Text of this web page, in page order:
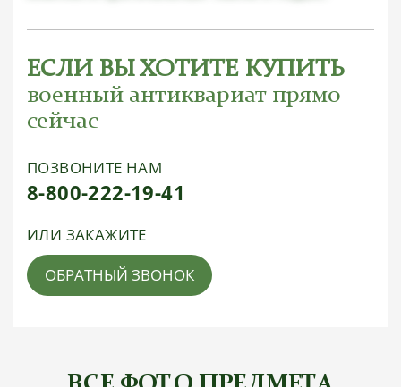
ЕСЛИ ВЫ ХОТИТЕ КУПИТЬ
военный антиквариат прямо
сейчас
ПОЗВОНИТЕ НАМ
8-800-222-19-41
ИЛИ ЗАКАЖИТЕ
ОБРАТНЫЙ ЗВОНОК